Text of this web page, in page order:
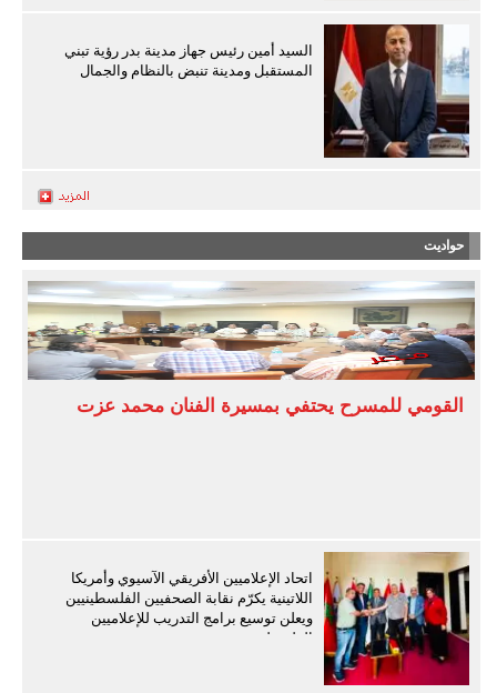
السيد أمين رئيس جهاز مدينة بدر رؤية تبني
المستقبل ومدينة تنبض بالنظام والجمال
حواديت
القومي للمسرح يحتفي بمسيرة الفنان محمد عزت
اتحاد الإعلاميين الأفريقي الآسيوي وأمريكا
اللاتينية يكرّم نقابة الصحفيين الفلسطينيين
ويعلن توسيع برامج التدريب للإعلاميين
الفلسطينيين